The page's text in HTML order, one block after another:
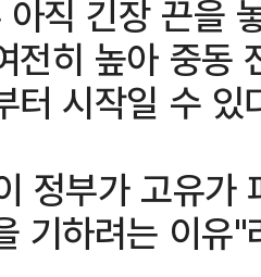
직 긴장 끈을
전히 높아 중동
터 시작일 수 있
정부가 고유가
기하려는 이유"